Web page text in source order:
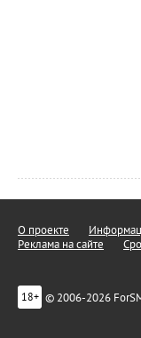
О проекте
Реклама на сайте
18+ © 2006-2026